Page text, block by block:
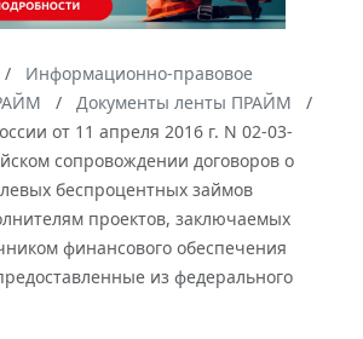
Информационно-правовое
Документы ленты ПРАЙМ
от 11 апреля 2016 г. N 02-03-
сопровождении договоров о
беспроцентных займов
проектов, заключаемых
финансового обеспечения
из федерального